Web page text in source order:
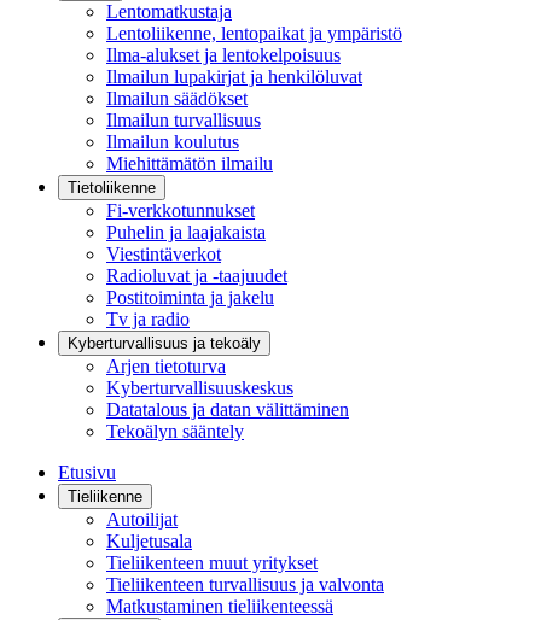
Lentomatkustaja
Lentoliikenne, lentopaikat ja ympäristö
Ilma-alukset ja lentokelpoisuus
Ilmailun lupakirjat ja henkilöluvat
Ilmailun säädökset
Ilmailun turvallisuus
Ilmailun koulutus
Miehittämätön ilmailu
Tietoliikenne
Fi-verkkotunnukset
Puhelin ja laajakaista
Viestintäverkot
Radioluvat ja -taajuudet
Postitoiminta ja jakelu
Tv ja radio
Kyberturvallisuus ja tekoäly
Arjen tietoturva
Kyberturvallisuuskeskus
Datatalous ja datan välittäminen
Tekoälyn sääntely
Etusivu
Tieliikenne
Autoilijat
Kuljetusala
Tieliikenteen muut yritykset
Tieliikenteen turvallisuus ja valvonta
Matkustaminen tieliikenteessä